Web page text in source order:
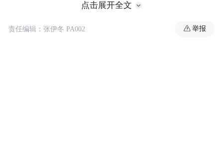
Horch正是奥迪创始人的名字，在创立A
点击展开全文
责任编辑：张伊冬 PA002 举报